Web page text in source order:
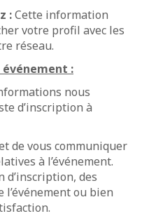
:Cette information
votre profil avec les
réseau.
événement :
nous
d’inscription à
de vous communiquer
à l’événement.
d’inscription, des
ou bien